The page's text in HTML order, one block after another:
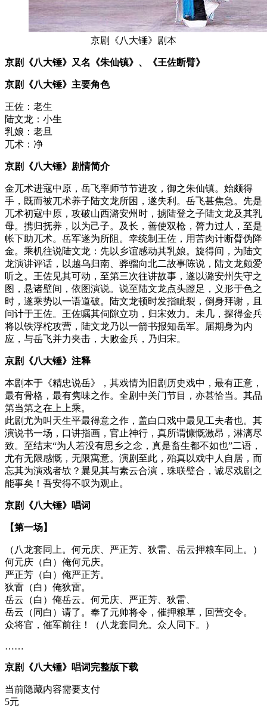
京剧《八大锤》剧本
京剧《八大锤》又名《朱仙镇》、《王佐断臂》
京剧《八大锤》主要角色
王佐：老生
陆文龙：小生
乳娘：老旦
兀术：净
京剧《八大锤》剧情简介
金兀术进寇中原，岳飞率师节节进攻，御之朱仙镇。始颇得
手，既而被兀术养子陆文龙所困，遂失利。岳飞甚焦急。先是
兀术初寇中原，攻破山西潞安州时，掳陆登之子陆文龙及其乳
母。携归抚养，以为己子。及长，善使双枪，膂力过人，至是
帐下助兀术。岳军遂为所阻。幸统制王佐，用苦肉计断臂伪降
金。乘机往说陆文龙：先以乡谊感动其乳娘。旋得间，为陆文
龙演讲评话，以越乌归南、骅骝向北二故事陈说，陆文龙颇爱
听之。王佐见其可动，至第三次往讲故事，遂以潞安州失守之
图，悬诸壁间，依图演说。说至陆文龙点头蹬足，义形于色之
时，遂乘势以一语道破。陆文龙顿时发指眦裂，倒身拜谢，且
问计于王佐。王佐嘱其伺隙立功，归宋效力。未几，探得金兵
将以铁浮柁攻营，陆文龙乃以一箭书报知岳军。届期身为内
应，与岳飞并力夹击，大败金兵，乃归宋。
京剧《八大锤》注释
本剧本于《精忠说岳》，其戏情为旧剧历史戏中，最有正意，
最有骨格，最有隽味之作。全剧中关门节目，亦甚恰当。其品
第当第之在上上乘。
此剧尤为叫天生平最得意之作，盖白口戏中最见工夫者也。其
演说书一场，口讲指画，官止神行，真所谓慷慨激昂，淋漓尽
致。至结末“为人若没有思乡之念，真是畜生都不如也”二语，
尤有无限感慨，无限寓意。演剧至此，殆真以戏中人自居，而
忘其为演戏者欤？曩见其与素云合演，珠联璧合，诚尽戏剧之
能事矣！吾安得不叹为观止。
京剧《八大锤》唱词
【第一场】
（八龙套同上。何元庆、严正芳、狄雷、岳云押粮车同上。）
何元庆（白）俺何元庆。
严正芳（白）俺严正芳。
狄雷（白）俺狄雷。
岳云（白）俺岳云。何元庆、严正芳、狄雷、
岳云（同白）请了。奉了元帅将令，催押粮草，回营交令。
众将官，催军前往！（八龙套同允。众人同下。）
……
京剧《八大锤》唱词完整版下载
当前隐藏内容需要支付
5元